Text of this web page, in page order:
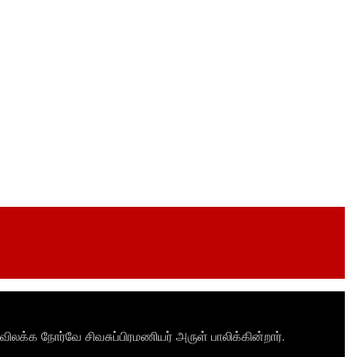
நோர்வே சிவசுப்பிரமணியர் அருள் பாலிக்கின்றார்.